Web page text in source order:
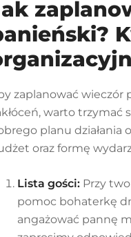
zaplanować wieczór
warto trzymać
planu działania
oraz formę
Lista gości: Przy
pomoc bohaterkę
angażować pannę